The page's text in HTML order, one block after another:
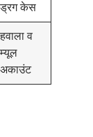
ड्रग केस
हवाला व
म्यूल
अकाउंट